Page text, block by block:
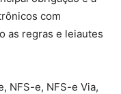
com
as regras e leiautes
NFS-e, NFS-e Via,